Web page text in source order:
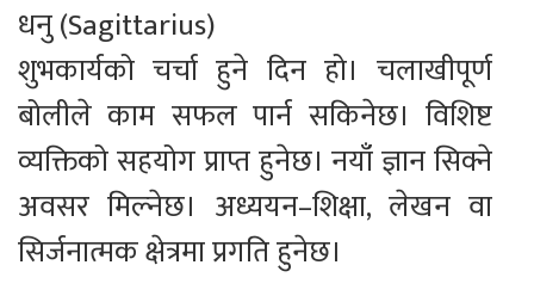
धनु (Sagittarius)
शुभकार्यको चर्चा हुने दिन हो। चलाखीपूर्ण
बोलीले काम सफल पार्न सकिनेछ। विशिष्ट
व्यक्तिको सहयोग प्राप्त हुनेछ। नयाँ ज्ञान सिक्ने
अवसर मिल्नेछ। अध्ययन–शिक्षा, लेखन वा
सिर्जनात्मक क्षेत्रमा प्रगति हुनेछ।